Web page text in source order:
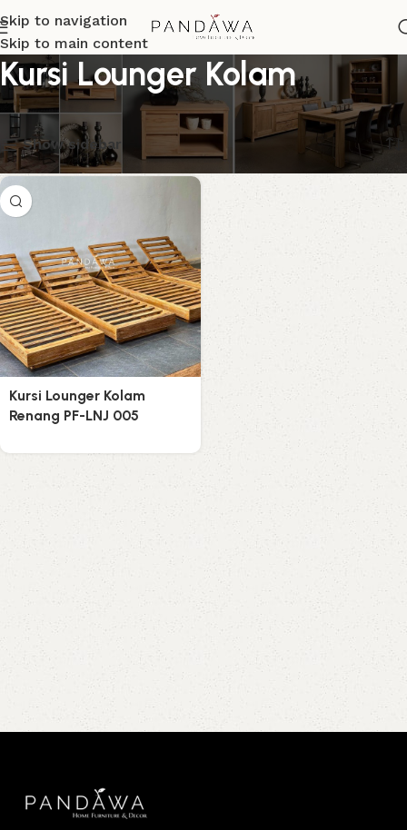
Skip to navigation
Skip to main content
Kursi Lounger Kolam
Menampilkan hasil tunggal
Show sidebar
Kursi Lounger Kolam
Renang PF-LNJ 005